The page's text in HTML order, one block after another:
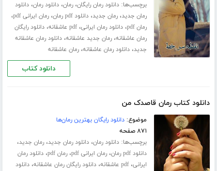
برچسب‌ها:دانلود رمان رایگان،رمان،دانلود رمان،دانلود
رمان جدید،رمان جدید،دانلود pdf رمان ،رمان ایرانی pdf ،
رمان pdf ،دانلود رمان ایرانی،pdf عاشقانه ،دانلود رایگان
رمان عاشقانه،رمان جدید عاشقانه،دانلود رمان عاشقانه
جدید،دانلود رمان عاشقانه،رمان عاشقانه
دانلود کتاب
دانلود کتاب رمان قاصدک من
موضوع:دانلود رایگان بهترین رمان‌ها
۸۷۱ صفحه
برچسب‌ها:دانلود رمان،دانلود رمان جدید،رمان جدید،
دانلود pdf رمان ،رمان ایرانی pdf ،رمان pdf ،دانلود رمان
ایرانی،pdf عاشقانه ،دانلود رایگان رمان عاشقانه،دانلود